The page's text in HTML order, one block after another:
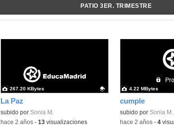
PATIO 3ER. TRIMESTRE
La Paz
Contenido educativo.
subido por Sonia M.
267.20 KBytes
-hace 2 años- 13visualizaciones
cumple
Contenido
subido por Sonia M.
4.22 MBytes
-hace 2 años- 4